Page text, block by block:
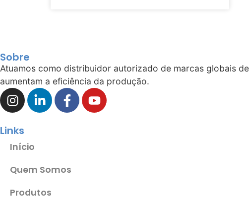
Sobre
Atuamos como distribuidor autorizado de marcas globais
aumentam a eficiência da produção.
Links
Início
Quem Somos
Produtos